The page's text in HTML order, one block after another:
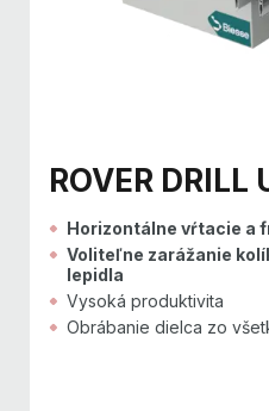
ROVER DRILL
Horizontálne vŕtacie a
Voliteľne zarážanie
lepidla
Vysoká produktivita
Obrábanie dielca zo